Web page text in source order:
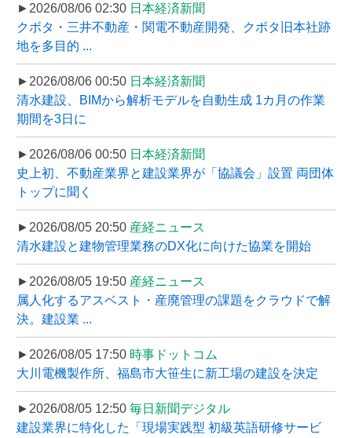
►2026/08/06 02:30 日本経済新聞
クボタ・三井不動産・関電不動産開発、クボタ旧本社跡
地を多目的 ...
►2026/08/06 00:50 日本経済新聞
清水建設、BIMから解析モデルを自動生成 1カ月の作業
期間を3日に
►2026/08/06 00:50 日本経済新聞
史上初、不動産業界と建設業界が「協議会」設置 両団体
トップに聞く
►2026/08/05 20:50 産経ニュース
清水建設と建物管理業務のDX化に向けた協業を開始
►2026/08/05 19:50 産経ニュース
属人化するアスベスト・産廃管理の課題をクラウドで解
決。建設業 ...
►2026/08/05 17:50 時事ドットコム
大川電機製作所、福島市大笹生に新工場の建設を決定
►2026/08/05 12:50 毎日新聞デジタル
建設業界に特化した「現場実践型 初級英語研修サービ